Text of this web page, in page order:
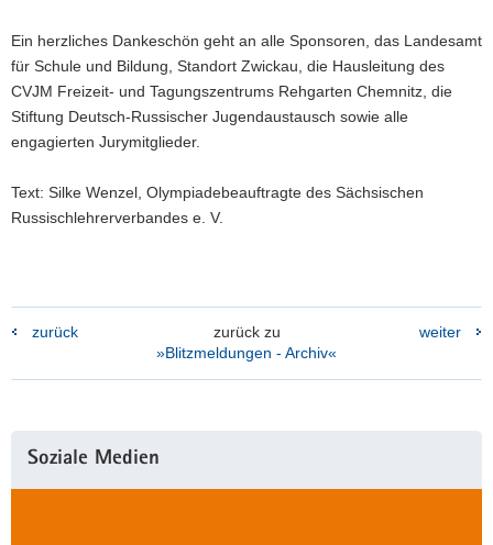
Ein herzliches Dankeschön geht an alle Sponsoren, das Landesamt
für Schule und Bildung, Standort Zwickau , die Hausleitung des
CVJM Freizeit- und Tagungszentrums Rehgarten Chemnitz , die
Stiftung Deutsch-Russischer Jugendaustausch sowie alle
engagierten Jurymitglieder.
Text: Silke Wenzel, Olympiadebeauftragte des Sächsischen
Russischlehrerverbandes e. V.
zurück
zurück zu
»Blitzmeldungen - Archiv«
weiter
Information
Soziale Medien